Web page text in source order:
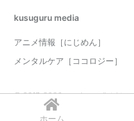
ホーム
kusuguru media
アニメ情報［にじめん］
メンタルケア［ココロジー］
© 2017-2026 nazology. all rights